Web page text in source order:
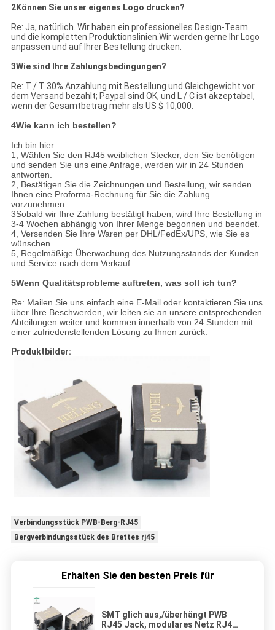
2Können Sie unser eigenes Logo drucken?
Re: Ja, natürlich. Wir haben ein professionelles Design-Team
und die kompletten Produktionslinien.Wir werden gerne Ihr Logo
anpassen und auf Ihrer Bestellung drucken.
3Wie sind Ihre Zahlungsbedingungen?
Re: T / T 30% Anzahlung mit Bestellung und Gleichgewicht vor
dem Versand bezahlt; Paypal sind OK, und L / C ist akzeptabel,
wenn der Gesamtbetrag mehr als US $ 10,000.
4Wie kann ich bestellen?
Ich bin hier.
1, Wählen Sie den RJ45 weiblichen Stecker, den Sie benötigen
und senden Sie uns eine Anfrage, werden wir in 24 Stunden
antworten.
2, Bestätigen Sie die Zeichnungen und Bestellung, wir senden
Ihnen eine Proforma-Rechnung für Sie die Zahlung
vorzunehmen.
3Sobald wir Ihre Zahlung bestätigt haben, wird Ihre Bestellung in
3-4 Wochen abhängig von Ihrer Menge begonnen und beendet.
4, Versenden Sie Ihre Waren per DHL/FedEx/UPS, wie Sie es
wünschen.
5, Regelmäßige Überwachung des Nutzungsstands der Kunden
und Service nach dem Verkauf
5Wenn Qualitätsprobleme auftreten, was soll ich tun?
Re: Mailen Sie uns einfach eine E-Mail oder kontaktieren Sie uns
über Ihre Beschwerden, wir leiten sie an unsere entsprechenden
Abteilungen weiter und kommen innerhalb von 24 Stunden mit
einer zufriedenstellenden Lösung zu Ihnen zurück.
Produktbilder:
Verbindungsstück PWB-Berg-RJ45
Bergverbindungsstück des Brettes rj45
Erhalten Sie den besten Preis für
SMT glich aus,/überhängt PWB
RJ45 Jack, modulares Netz RJ45